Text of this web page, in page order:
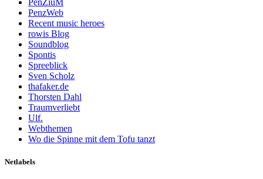
PenzWeb
Recent music heroes
rowis Blog
Soundblog
Spontis
Spreeblick
Sven Scholz
thafaker.de
Thorsten Dahl
Traumverliebt
Ulf.
Webthemen
Wo die Spinne mit dem Tofu tanzt
Netlabels